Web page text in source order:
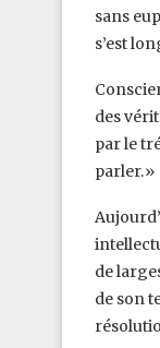
sans
s’est
des
par le
parler.» ‎
de
de son